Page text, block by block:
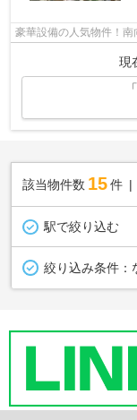
豪華設備の人気物件！南
現
該当物件数 15件
駅で絞り込む
絞り込み条件：